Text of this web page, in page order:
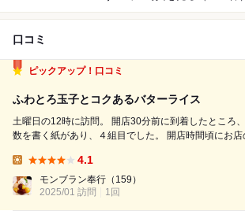
口コミ
ピックアップ！口コミ
ふわとろ玉子とコクあるバターライス
土曜日の12時に訪問。 開店30分前に到着したところ、入り口に名前と人
数を書く紙があり、４組目でした。 開店時間頃にお店の前に戻ってき
席へ。 ２人掛け席、４人掛けの席のほか、カウンター席が４人分ほどあ
ったので、お一人様でも行き...
4.1
モンブラン奉行 （159）
2025/01 訪問
1回